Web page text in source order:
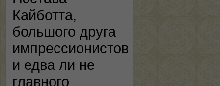
Кайботта,
большого друга
импрессионистов
и едва ли не
главного